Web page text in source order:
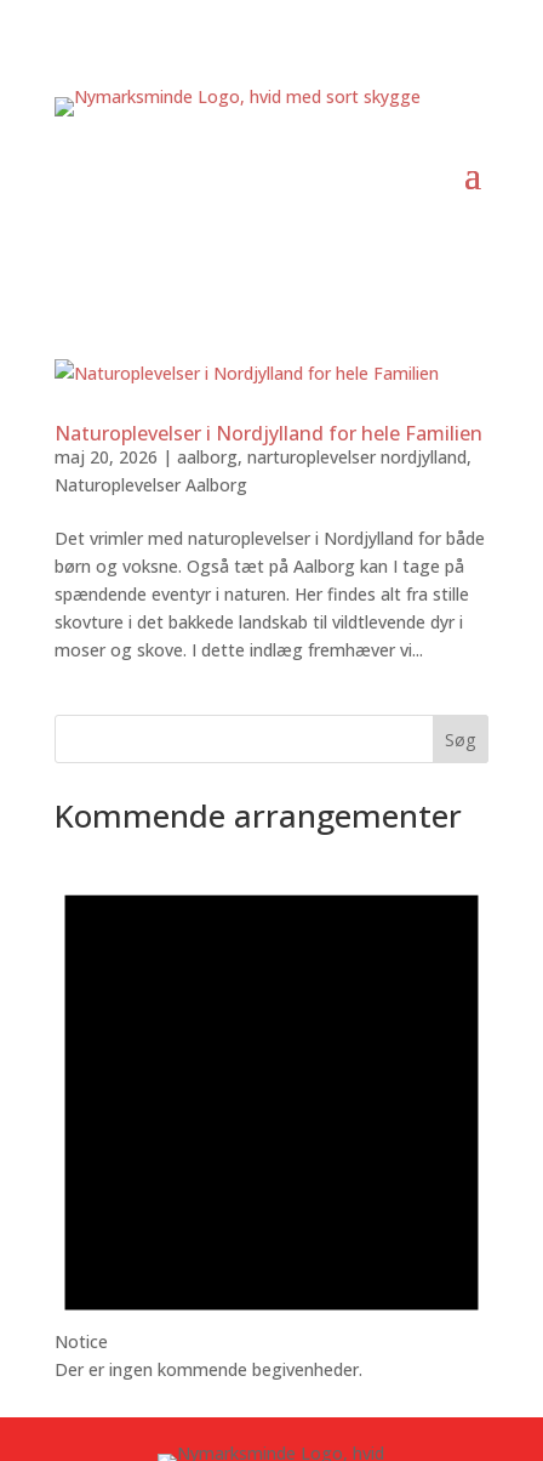
Naturoplevelser i Nordjylland for hele Familien
maj 20, 2026 | aalborg, narturoplevelser nordjylland,
Naturoplevelser Aalborg
Det vrimler med naturoplevelser i Nordjylland for både
børn og voksne. Også tæt på Aalborg kan I tage på
spændende eventyr i naturen. Her findes alt fra stille
skovture i det bakkede landskab til vildtlevende dyr i
moser og skove. I dette indlæg fremhæver vi...
Søg
Kommende arrangementer
Notice
Der er ingen kommende begivenheder.